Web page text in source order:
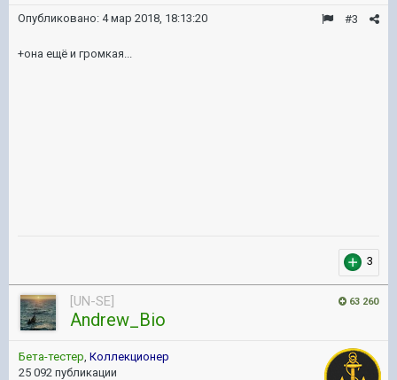
#3
Опубликовано: 4 мар 2018, 18:13:20
+она ещё и громкая...
3
63 260
[UN-SE]
Andrew_Bio
Бета-тестер, Коллекционер
25 092 публикации